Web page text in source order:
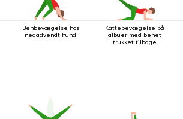
Benbevægelse hos
nedadvendt hund
Kattebevægelse på
albuer med benet
trukket tilbage